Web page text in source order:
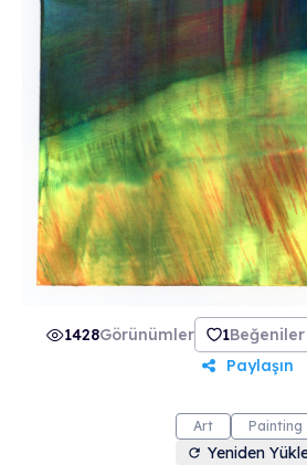
1428Görünümler 1Beğeniler
Paylaşın
Art Painting
Yeniden